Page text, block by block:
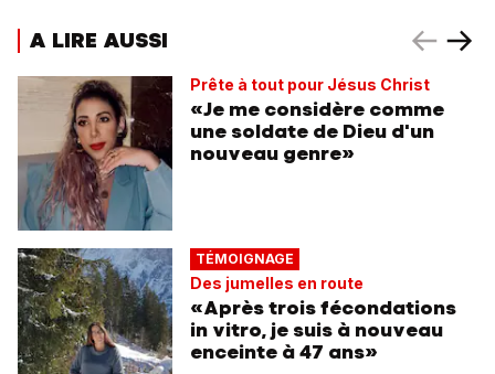
A LIRE AUSSI
Prête à tout pour Jésus Christ
«Je me considère comme
une soldate de Dieu d'un
nouveau genre»
TÉMOIGNAGE
Des jumelles en route
«Après trois fécondations
in vitro, je suis à nouveau
enceinte à 47 ans»